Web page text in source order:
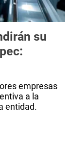
su
empresas
a la
entidad.